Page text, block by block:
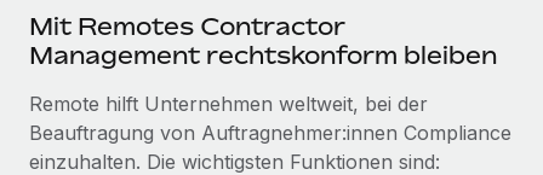
Geräteverwaltung
Globale Bereitstellung und Verfolgung von IT-
Geräten
Gründung von Niederlassungen
Schnelle, rechtssichere Gründung von
Mehr erfahren
Revolution des Enterprise Contractor
Managements – die Erfolgsgeschichte einer
EOR und PEO
Contractor Management
Steuern
Mit Remotes Contractor
Management rechtskonform bleiben
Remote hilft Unternehmen weltweit, bei der
Beauftragung von Auftragnehmer:innen Compliance
einzuhalten. Die wichtigsten Funktionen sind: